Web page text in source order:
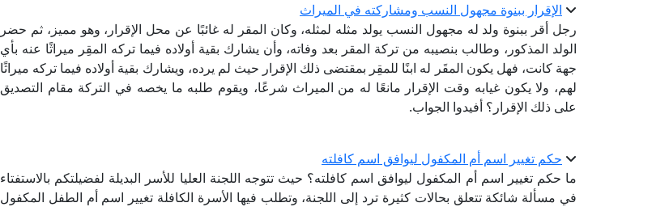
الإقرار ببنوة مجهول النسب ومشاركته في الميراث
رجل أقر ببنوة ولد له مجهول النسب يولد مثله لمثله، وكان المقر له غائبًا عن محل الإقرار، وهو مميز، ثم حضر
الولد المذكور، وطالب بنصيبه من تركة المقر بعد وفاته، وأن يشارك بقية أولاده فيما تركه المقِر ميراثًا عنه بأي
جهة كانت، فهل يكون المقَر له ابنًا للمقِر بمقتضى ذلك الإقرار حيث لم يرده، ويشارك بقية أولاده فيما تركه ميراثًا
لهم، ولا يكون غيابه وقت الإقرار مانعًا له من الميراث شرعًا، ويقوم طلبه ما يخصه في التركة مقام التصديق
على ذلك الإقرار؟ أفيدوا الجواب.
حكم تغيير اسم أم المكفول ليوافق اسم كافلته
ما حكم تغيير اسم أم المكفول ليوافق اسم كافلته؟ حيث تتوجه اللجنة العليا للأسر البديلة لفضيلتكم بالاستفتاء
في مسألة شائكة تتعلق بحالات كثيرة ترد إلى اللجنة، وتطلب فيها الأسرة الكافلة تغيير اسم أم الطفل المكفول